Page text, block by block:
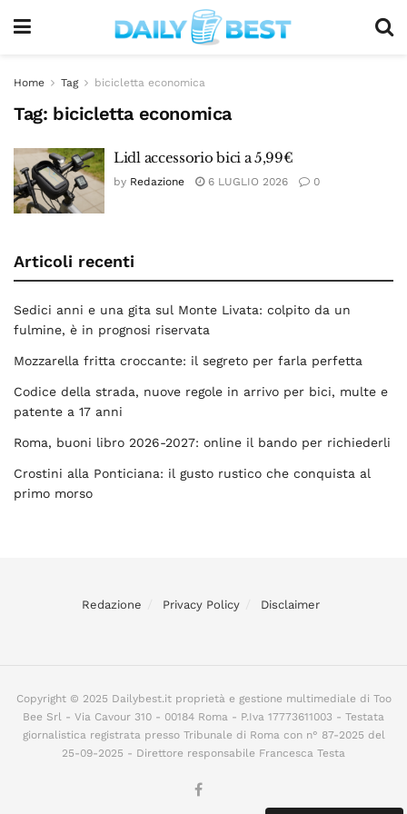
Home Tag bicicletta economica
Tag: bicicletta economica
Lidl accessorio bici a 5,99€
by Redazione 6 LUGLIO 2026 0
Articoli recenti
Sedici anni e una gita sul Monte Livata: colpito da un
fulmine, è in prognosi riservata
Mozzarella fritta croccante: il segreto per farla perfetta
Codice della strada, nuove regole in arrivo per bici, multe e
patente a 17 anni
Roma, buoni libro 2026-2027: online il bando per richiederli
Crostini alla Ponticiana: il gusto rustico che conquista al
primo morso
Redazione Privacy Policy Disclaimer
Copyright © 2025 Dailybest.it proprietà e gestione multimediale di Too
Bee Srl - Via Cavour 310 - 00184 Roma - P.Iva 17773611003 - Testata
giornalistica registrata presso Tribunale di Roma con n° 87-2025 del
25-09-2025 - Direttore responsabile Francesca Testa